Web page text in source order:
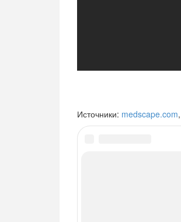
Источники: medscape.com,